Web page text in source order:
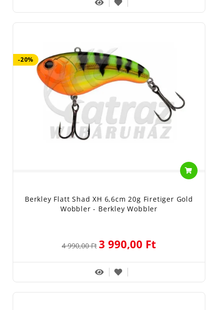
-20%
Berkley Flatt Shad XH 6,6cm 20g Firetiger Gold
Wobbler - Berkley Wobbler
4 990,00 Ft 3 990,00 Ft